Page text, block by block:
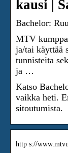
kausi |
Bachelor:
MTV
ja/tai käyttää
tunnisteita
ja …
Katso
vaikka heti.
sitoutumista.
http s://